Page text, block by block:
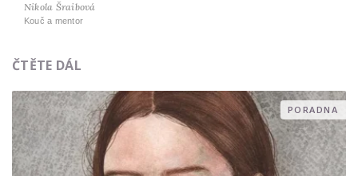
Nikola Šraibová
Kouč a mentor
ČTĚTE DÁL
PORADNA